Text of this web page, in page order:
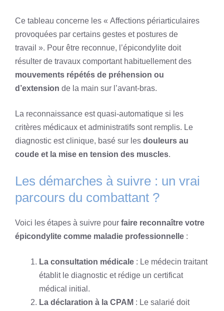
Ce tableau concerne les « Affections périarticulaires
provoquées par certains gestes et postures de
travail ». Pour être reconnue, l’épicondylite doit
résulter de travaux comportant habituellement des
mouvements répétés de préhension ou
d’extension de la main sur l’avant-bras.
La reconnaissance est quasi-automatique si les
critères médicaux et administratifs sont remplis. Le
diagnostic est clinique, basé sur les douleurs au
coude et la mise en tension des muscles.
Les démarches à suivre : un vrai
parcours du combattant ?
Voici les étapes à suivre pour faire reconnaître votre
épicondylite comme maladie professionnelle :
La consultation médicale : Le médecin traitant
établit le diagnostic et rédige un certificat
médical initial.
La déclaration à la CPAM : Le salarié doit